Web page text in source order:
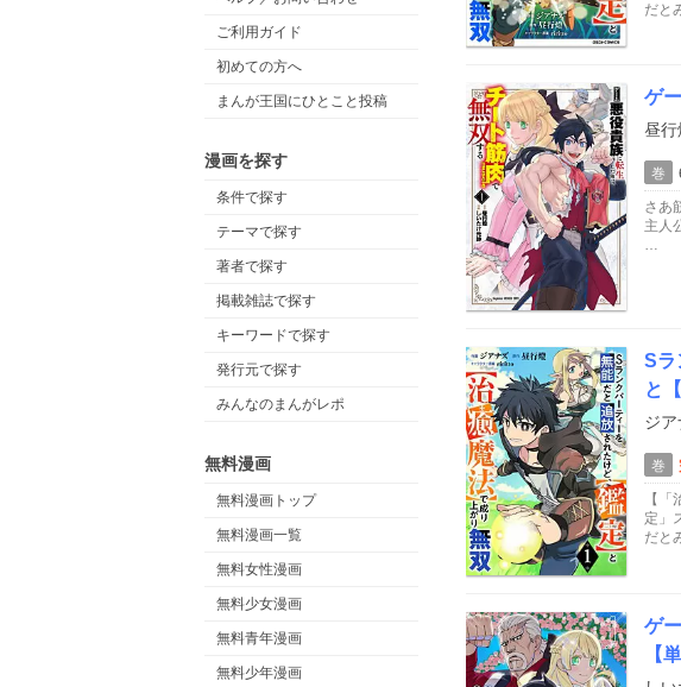
ご利用ガイド
初めての方へ
まんが王国にひとこと投稿
漫画を探す
条件で探す
テーマで探す
著者で探す
掲載雑誌で探す
キーワードで探す
発行元で探す
みんなのまんがレポ
無料漫画
無料漫画トップ
無料漫画一覧
無料女性漫画
無料少女漫画
無料青年漫画
無料少年漫画
だと
ゲ
昼行
巻
さあ
主人
…
Sラ
と
ジ
巻
【
定」
だと
ゲ
【